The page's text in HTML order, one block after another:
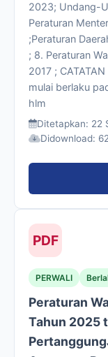
2023; Undang-
Peraturan
;Peraturan
; 8. Peraturan Wali Kota Ternate Nomor 40.A Tahun
2017 ; CATATAN : * Peraturan Walikota (PERWALI) ini
mulai berlaku
hlm
Ditetapkan: 22
Didownload:
PDF
PERWALI
Peraturan
Tahun 2025